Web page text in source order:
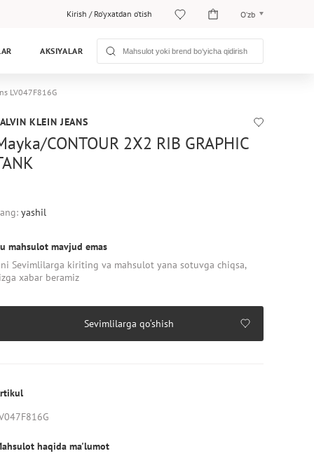
Kirish / Ro‘yxatdan o‘tish O‘zb
Рус
AKSIYALAR
LV047F816G
KLEIN JEANS
CONTOUR 2X2 RIB GRAPHIC
yashil
mahsulot mavjud emas
Sevimlilarga kiriting va mahsulot yana sotuvga chiqsa,
xabar beramiz
Sevimlilarga qo‘shish
haqida ma'lumot